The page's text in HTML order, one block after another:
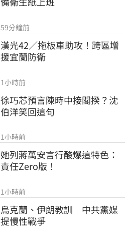
59分鐘前
漢光42／拖板車助攻！跨區增
援宜蘭防衛
1小時前
徐巧芯預言陳時中接閣揆？沈
伯洋笑回這句
1小時前
她列蔣萬安言行酸爆這特色：
責任Zero版！
1小時前
烏克蘭、伊朗教訓　中共黨媒
提慢性戰爭